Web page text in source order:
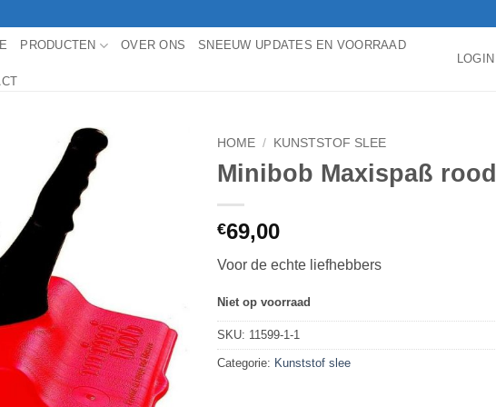
PRODUCTEN OVER ONS SNEEUW UPDATES EN VOORRAAD
LOGIN
HOME / KUNSTSTOF SLEE
Minibob Maxispaß rood
€69,00
Voor de echte liefhebbers
Niet op voorraad
SKU: 11599-1-1
Categorie: Kunststof slee